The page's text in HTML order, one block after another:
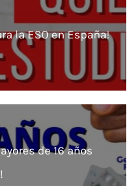
la ESO en España!
de 16 años